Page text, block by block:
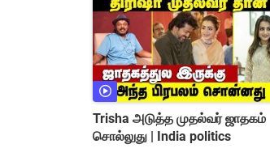
Trisha அடுத்த முதல்வர் ஜாதகம்
சொல்லுது | India politics